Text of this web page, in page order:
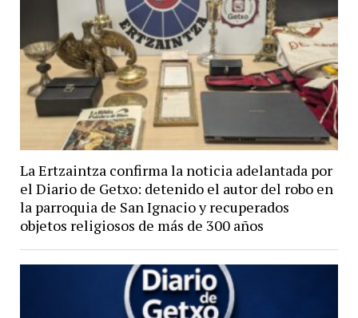
La Ertzaintza confirma la noticia adelantada por
el Diario de Getxo: detenido el autor del robo en
la parroquia de San Ignacio y recuperados
objetos religiosos de más de 300 años